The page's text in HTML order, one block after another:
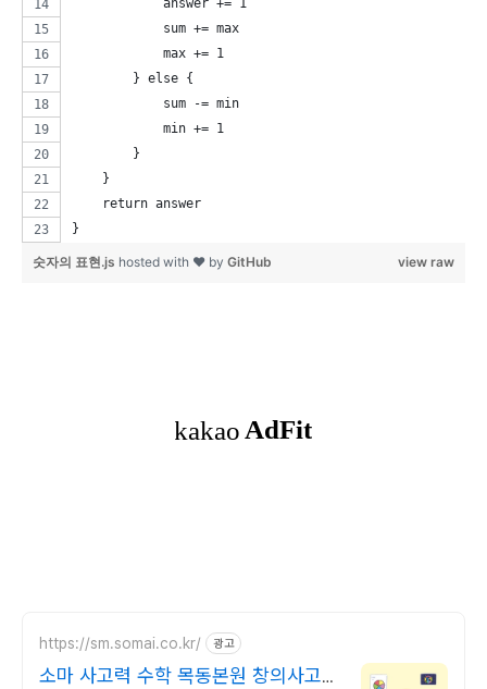
            answer += 1
            sum += max
            max += 1
        } else {
            sum -= min
            min += 1
        }
    }
    return answer
}
view raw
숫자의 표현.js hosted with ❤ by GitHub
https://sm.somai.co.kr/ 광고
소마 사고력 수학 목동본원 창의사고력